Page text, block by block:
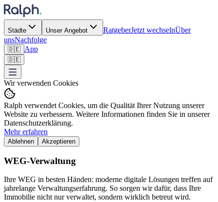
Städte Unser Angebot RatgeberJetzt wechselnÜber
unsNachfolge
🇩🇪 App
🇩🇪
Wir verwenden Cookies
Ralph verwendet Cookies, um die Qualität Ihrer Nutzung unserer
Website zu verbessern. Weitere Informationen finden Sie in unserer
Datenschutzerklärung.
Mehr erfahren
Ablehnen Akzeptieren
WEG-Verwaltung
Ihre WEG in besten Händen: moderne digitale Lösungen treffen auf
jahrelange Verwaltungserfahrung. So sorgen wir dafür, dass Ihre
Immobilie nicht nur verwaltet, sondern wirklich betreut wird.